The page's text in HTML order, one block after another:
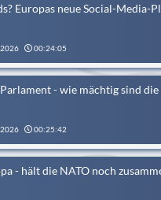
Europas neue Social-Media-
00:24:05
- wie mächtig sind die
00:25:42
- hält die NATO noch